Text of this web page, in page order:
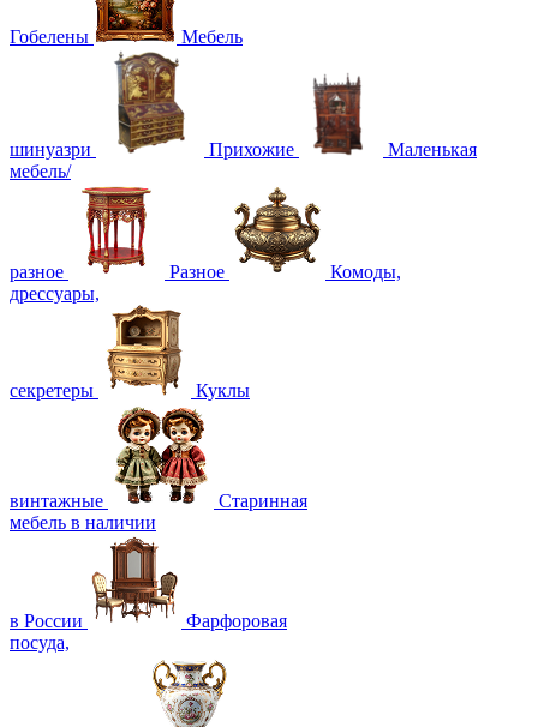
Гобелены Мебель
шинуазри Прихожие
Маленькая
мебель/
разное Разное
Комоды,
дрессуары,
секретеры Куклы
винтажные
Старинная
мебель в наличии
в России
Фарфоровая
посуда,